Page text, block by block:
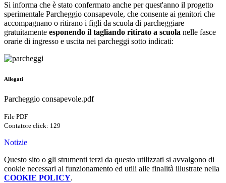
Si informa che è stato confermato anche per quest'anno il progetto
sperimentale Parcheggio consapevole, che consente ai genitori che
accompagnano o ritirano i figli da scuola di parcheggiare
gratuitamente esponendo il tagliando ritirato a scuola nelle fasce
orarie di ingresso e uscita nei parcheggi sotto indicati:
Allegati
Parcheggio consapevole.pdf
File PDF
Contatore click: 129
Notizie
Questo sito o gli strumenti terzi da questo utilizzati si avvalgono di
cookie necessari al funzionamento ed utili alle finalità illustrate nella
COOKIE POLICY.